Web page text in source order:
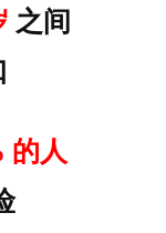
之间
的人